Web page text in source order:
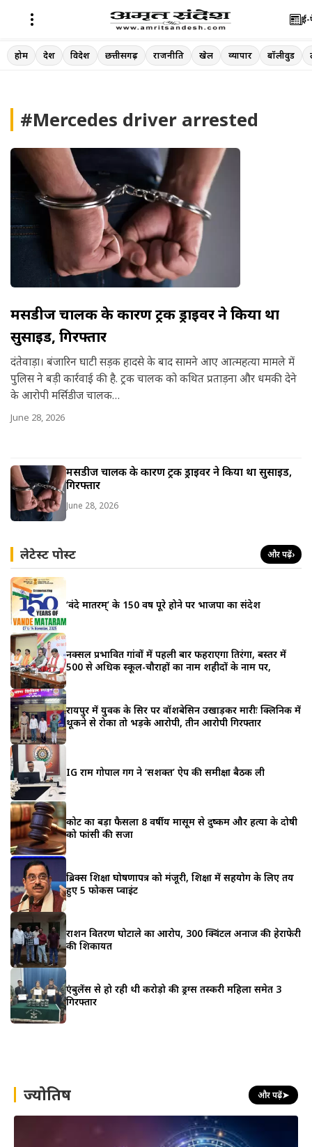
Skip
to
ई-
होम देश विदेश छत्तीसगढ़ राजनीति खेल व्यापार बॉलीवुड
#Mercedes driver arrested
मर्सिडीज चालक के कारण ट्रक ड्राइवर ने किया था
सुसाइड, गिरफ्तार
दंतेवाड़ा। बंजारिन घाटी सड़क हादसे के बाद सामने आए आत्महत्या मामले में
पुलिस ने बड़ी कार्रवाई की है. ट्रक चालक को कथित प्रताड़ना और धमकी देने
के आरोपी मर्सिडीज चालक…
June 28, 2026
मर्सिडीज चालक के कारण ट्रक ड्राइवर ने किया था सुसाइड,
गिरफ्तार
June 28, 2026
लेटेस्ट पोस्ट और पढ़ें›
‘वंदे मातरम्’ के 150 वर्ष पूरे होने पर भाजपा का संदेश
नक्सल प्रभावित गांवों में पहली बार फहराएगा तिरंगा, बस्तर में
500 से अधिक स्कूल-चौराहों का नाम शहीदों के नाम पर,
रायपुर में युवक के सिर पर वॉशबेसिन उखाड़कर मारीः क्लिनिक में
थूकने से रोका तो भड़के आरोपी, तीन आरोपी गिरफ्तार
IG राम गोपाल गर्ग ने ‘सशक्त’ ऐप की समीक्षा बैठक ली
कोर्ट का बड़ा फैसला 8 वर्षीय मासूम से दुष्कर्म और हत्या के दोषी
को फांसी की सजा
ब्रिक्स शिक्षा घोषणापत्र को मंजूरी, शिक्षा में सहयोग के लिए तय
हुए 5 फोकस प्वाइंट
राशन वितरण घोटाले का आरोप, 300 क्विंटल अनाज की हेराफेरी
की शिकायत
एंबुलेंस से हो रही थी करोड़ो की ड्रग्स तस्करी महिला समेत 3
गिरफ्तार
ज्योतिष और पढ़ें➤